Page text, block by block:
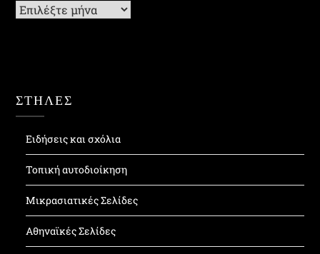
Ιστορικό
ΣΤΗΛΕΣ
Ειδήσεις και σχόλια
Τοπική αυτοδιοίκηση
Μικρασιατικές Σελίδες
Αθηναϊκές Σελίδες